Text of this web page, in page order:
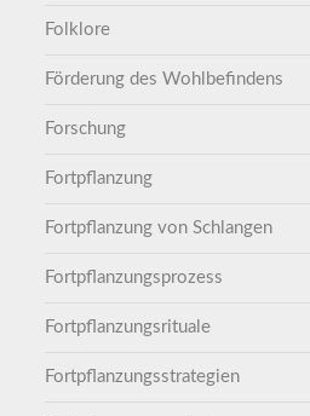
Folklore
Förderung des Wohlbefindens
Forschung
Fortpflanzung
Fortpflanzung von Schlangen
Fortpflanzungsprozess
Fortpflanzungsrituale
Fortpflanzungsstrategien